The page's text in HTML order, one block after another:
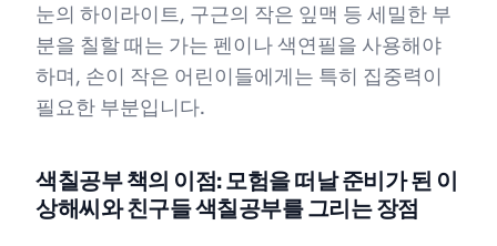
눈의 하이라이트, 구근의 작은 잎맥 등 세밀한 부
분을 칠할 때는 가는 펜이나 색연필을 사용해야
하며, 손이 작은 어린이들에게는 특히 집중력이
필요한 부분입니다.
색칠공부 책의 이점: 모험을 떠날 준비가 된 이
상해씨와 친구들 색칠공부를 그리는 장점